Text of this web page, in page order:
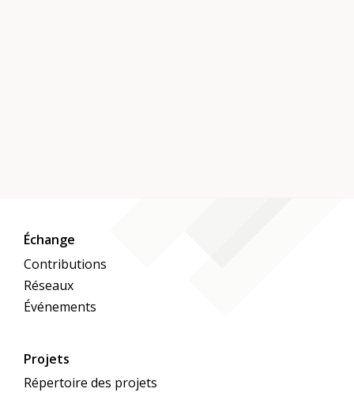
Échange
Contributions
Réseaux
Événements
Projets
Répertoire des projets